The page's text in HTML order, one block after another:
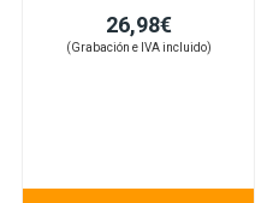
26,98€
(Grabación e IVA incluido)